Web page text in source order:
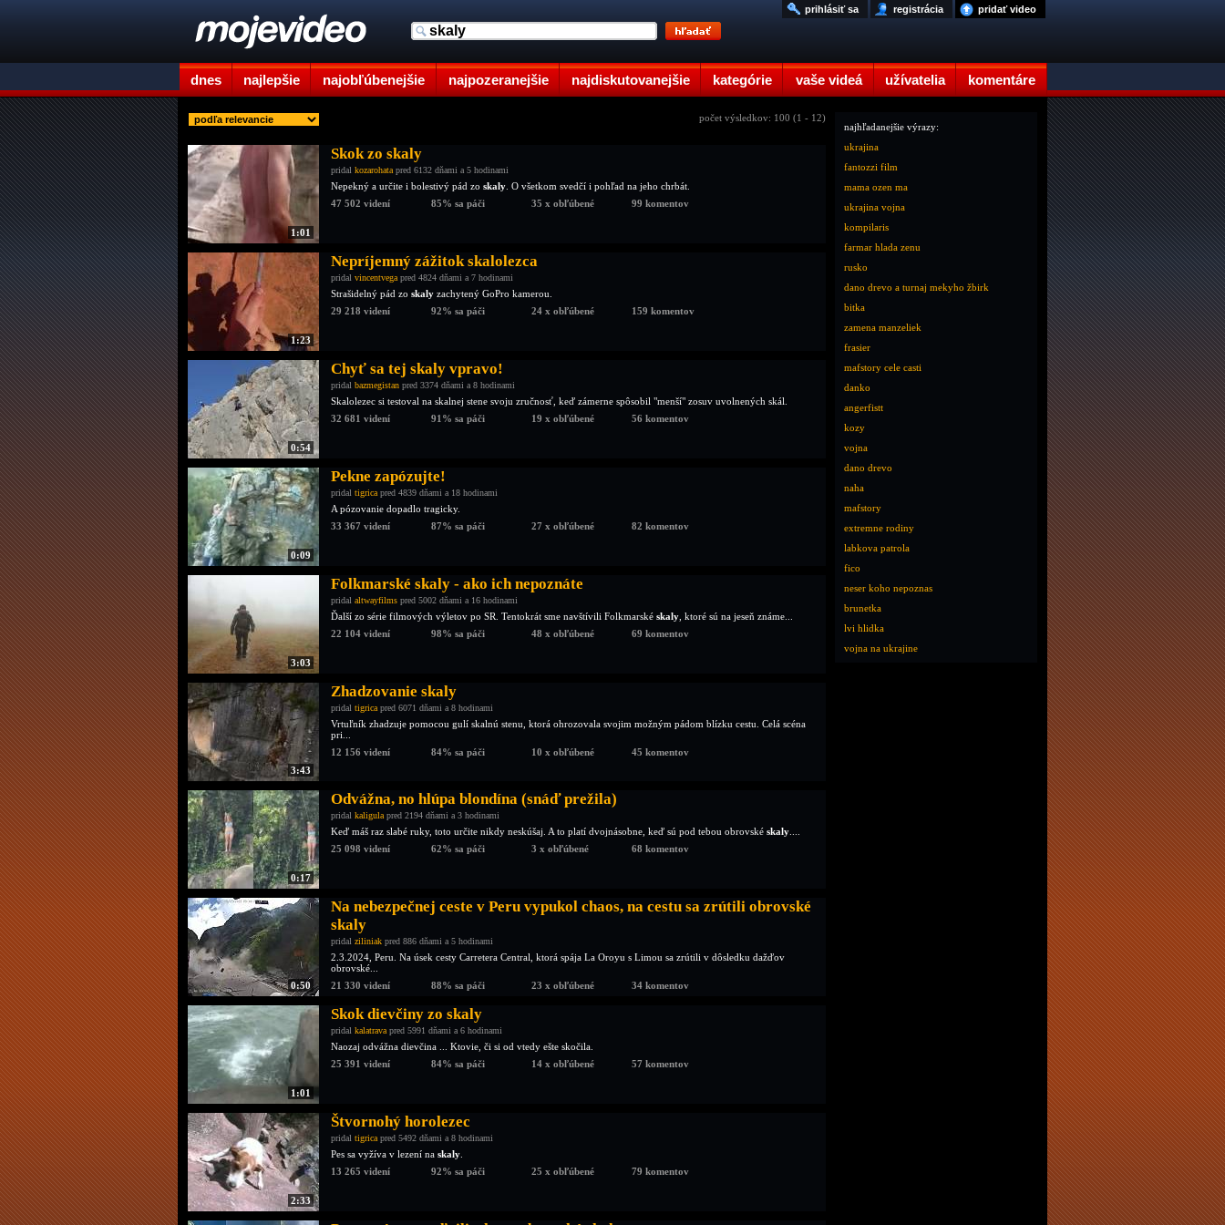
dnes najlepšie najobľúbenejšie najpozeranejšie najdiskutovanejšie kategórie vaše videá užívatelia komentáre
pridať video
registrácia
prihlásiť sa
počet výsledkov: 100 (1 - 12)
1:01
Skok zo skaly
pridal kozarohata pred 6132 dňami a 5 hodinami
Nepekný a určite i bolestivý pád zo skaly . O všetkom svedčí i pohľad na jeho chrbát.
47 502 videní
85% sa páči 35 x obľúbené 99 komentov
1:23
Nepríjemný zážitok skalolezca
pridal vincentvega pred 4824 dňami a 7 hodinami
Strašidelný pád zo skaly zachytený GoPro kamerou.
29 218 videní
92% sa páči 24 x obľúbené 159 komentov
0:54
Chyť sa tej skaly vpravo!
pridal bazmegistan pred 3374 dňami a 8 hodinami
Skalolezec si testoval na skalnej stene svoju zručnosť, keď zámerne spôsobil "menší" zosuv uvolnených skál.
32 681 videní
91% sa páči 19 x obľúbené 56 komentov
0:09
Pekne zapózujte!
pridal tigrica pred 4839 dňami a 18 hodinami
A pózovanie dopadlo tragicky.
33 367 videní
87% sa páči 27 x obľúbené 82 komentov
3:03
Folkmarské skaly - ako ich nepoznáte
pridal altwayfilms pred 5002 dňami a 16 hodinami
Ďalší zo série filmových výletov po SR. Tentokrát sme navštívili Folkmarské skaly , ktoré sú na jeseň známe...
22 104 videní
98% sa páči 48 x obľúbené 69 komentov
3:43
Zhadzovanie skaly
pridal tigrica pred 6071 dňami a 8 hodinami
Vrtuľník zhadzuje pomocou gulí skalnú stenu, ktorá ohrozovala svojim možným pádom blízku cestu. Celá scéna
pri...
12 156 videní
84% sa páči 10 x obľúbené 45 komentov
0:17
Odvážna, no hlúpa blondína (snáď prežila)
pridal kaligula pred 2194 dňami a 3 hodinami
Keď máš raz slabé ruky, toto určite nikdy neskúšaj. A to platí dvojnásobne, keď sú pod tebou obrovské skaly
25 098 videní
62% sa páči 3 x obľúbené 68 komentov
0:50
Na nebezpečnej ceste v Peru vypukol chaos, na cestu sa zrútili obrovské
skaly
pridal ziliniak pred 886 dňami a 5 hodinami
2.3.2024, Peru. Na úsek cesty Carretera Central, ktorá spája La Oroyu s Limou sa zrútili v dôsledku dažďov
obrovské...
21 330 videní
88% sa páči 23 x obľúbené 34 komentov
1:01
Skok dievčiny zo skaly
pridal kalatrava pred 5991 dňami a 6 hodinami
Naozaj odvážna dievčina ... Ktovie, či si od vtedy ešte skočila.
25 391 videní
84% sa páči 14 x obľúbené 57 komentov
2:33
Štvornohý horolezec
pridal tigrica pred 5492 dňami a 8 hodinami
Pes sa vyžíva v lezení na skaly
13 265 videní
92% sa páči 25 x obľúbené 79 komentov
najhľadanejšie výrazy:
ukrajina
fantozzi film
mama ozen ma
ukrajina vojna
kompilaris
farmar hlada zenu
rusko
dano drevo a turnaj mekyho žbirk
bitka
zamena manzeliek
frasier
mafstory cele casti
danko
angerfistt
kozy
vojna
dano drevo
naha
mafstory
extremne rodiny
labkova patrola
fico
neser koho nepoznas
brunetka
lvi hlidka
vojna na ukrajine